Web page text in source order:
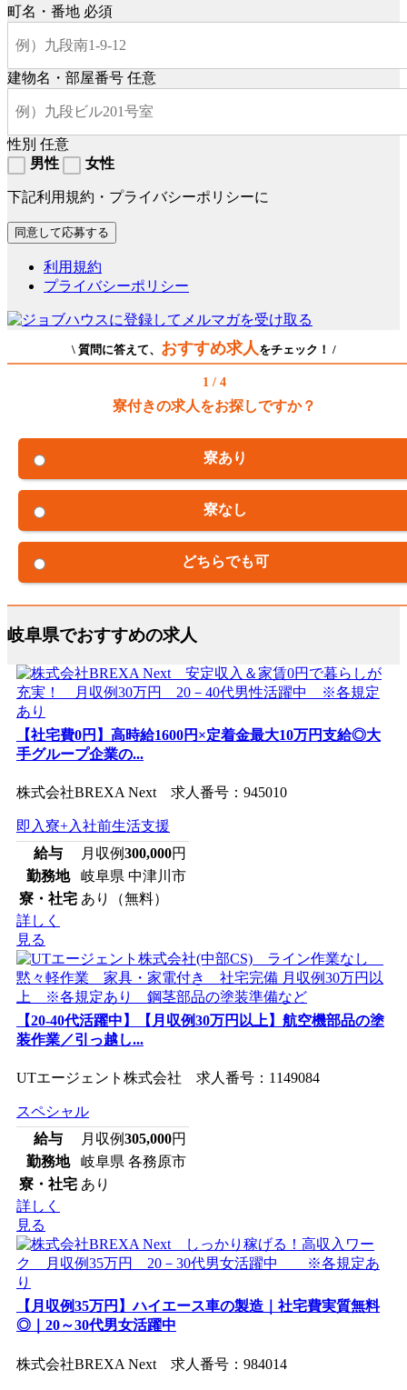
町名・番地 必須
建物名・部屋番号 任意
性別 任意
男性
女性
下記利用規約・プライバシーポリシーに
利用規約
プライバシーポリシー
\ 質問に答えて、 おすすめ求人をチェック！ /
1 / 4
寮付きの求人をお探しですか？
寮あり
寮なし
どちらでも可
岐阜県でおすすめの求人
【社宅費0円】高時給1600円×定着金最大10万円支給◎大
手グループ企業の...
株式会社BREXA Next 求人番号：945010
即入寮+入社前生活支援
給与
月収例300,000円
勤務地
岐阜県 中津川市
寮・社宅 あり（無料）
詳しく
見る
【20-40代活躍中】【月収例30万円以上】航空機部品の塗
装作業／引っ越し...
UTエージェント株式会社 求人番号：1149084
スペシャル
給与
月収例305,000円
勤務地
岐阜県 各務原市
寮・社宅 あり
詳しく
見る
【月収例35万円】ハイエース車の製造｜社宅費実質無料
◎｜20～30代男女活躍中
株式会社BREXA Next 求人番号：984014